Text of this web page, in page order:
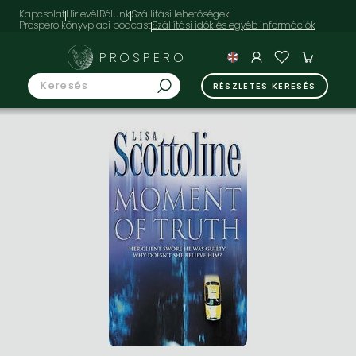
KapcsolatHírlevélRólunkSzállítási lehetőségek
Prospero könyvpiaci podcast
PROSPERO
RÉSZLETES KERESÉS